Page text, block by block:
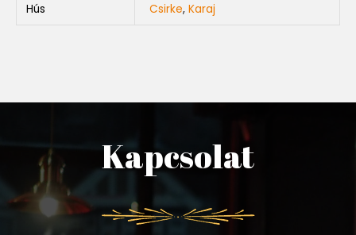
Hús Csirke,Karaj
Kapcsolat